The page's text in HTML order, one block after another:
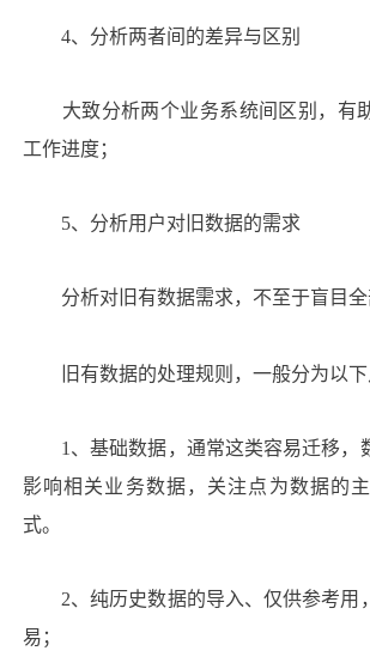
4、分析两者间的差异与区别
大致分析两个业务系统间区别，有
工作进度；
5、分析用户对旧数据的需求
分析对旧有数据需求，不至于盲目全
旧有数据的处理规则，一般分为以下
1、基础数据，通常这类容易迁移，
影响相关业务数据，关注点为数据的
式。
2、纯历史数据的导入、仅供参考用
易；